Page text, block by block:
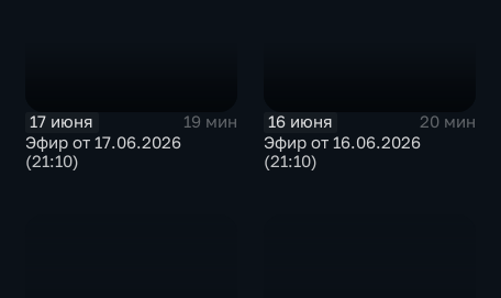
17 июня
19 мин
Эфир от 17.06.2026
(21:10)
16 июня
20 мин
Эфир от 16.06.2026
(21:10)